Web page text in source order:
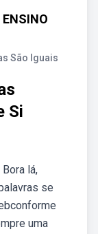
São Iguais
Si
lá,
se
uma